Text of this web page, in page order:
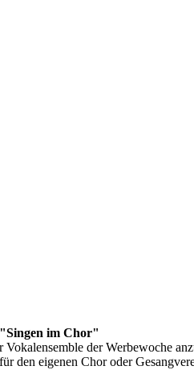
im Chor"
Vokalensemble der Werbewoche
den eigenen Chor oder